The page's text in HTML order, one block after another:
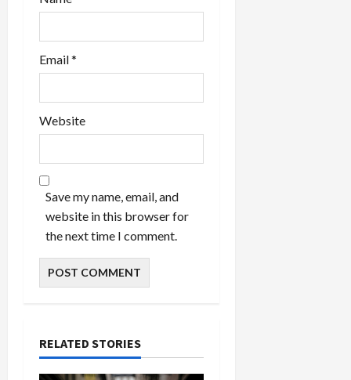
Email*
Website
Save my name, email, and
website in this browser for
the next time I comment.
RELATED STORIES